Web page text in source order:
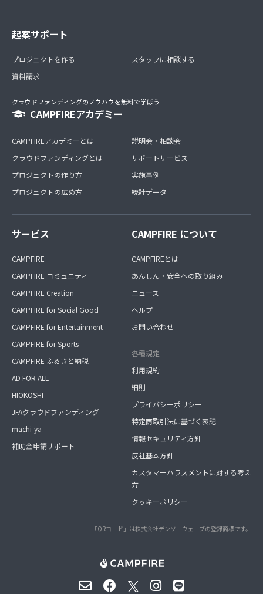
起案サポート
プロジェクトを作る
資料請求
スタッフに相談する
クラウドファンディングのノウハウを無料で学ぼう
CAMPFIREアカデミー
CAMPFIREアカデミーとは
クラウドファンディングとは
プロジェクトの作り方
プロジェクトの広め方
説明会・相談会
サポートサービス
実施事例
統計データ
サービス
CAMPFIRE
CAMPFIRE コミュニティ
CAMPFIRE Creation
CAMPFIRE for Social Good
CAMPFIRE for Entertainment
CAMPFIRE for Sports
CAMPFIRE ふるさと納税
AD FOR ALL
HIOKOSHI
JFAクラウドファンディング
machi-ya
補助金申請サポート
CAMPFIRE について
CAMPFIREとは
あんしん・安全への取り組み
ニュース
ヘルプ
お問い合わせ
各種規定
利用規約
細則
プライバシーポリシー
特定商取引法に基づく表記
情報セキュリティ方針
反社基本方針
カスタマーハラスメントに対する考え
方
クッキーポリシー
「QRコード」は株式会社デンソーウェーブの登録商標です。